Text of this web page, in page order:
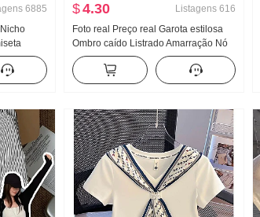
6885
Sentido
$4.30 Listagens 616
Foto real Preço real Garota estilosa
Ombro caído Listrado Amarração Nó
Sem mangas Colete feminino
Ajustado Efeito emagrecedor Modelo
Curto Camiseta Top